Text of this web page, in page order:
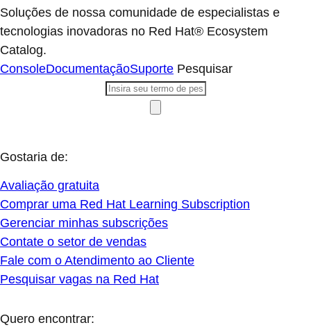
Soluções de nossa comunidade de especialistas e
tecnologias inovadoras no Red Hat® Ecosystem
Catalog.
ConsoleDocumentaçãoSuporte Pesquisar
Gostaria de:
Avaliação gratuita
Comprar uma Red Hat Learning Subscription
Gerenciar minhas subscrições
Contate o setor de vendas
Fale com o Atendimento ao Cliente
Pesquisar vagas na Red Hat
Quero encontrar: